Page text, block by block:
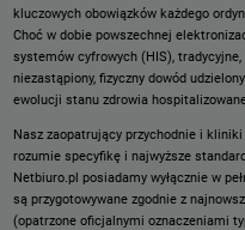
kluczowych obowiązków każdego
Choć w dobie powszechnej
systemów cyfrowych (HIS),
niezastąpiony, fizyczny dowód
ewolucji stanu zdrowia
Nasz zaopatrujący przychodnie i kliniki
rozumie specyfikę i najwyższe
Netbiuro.pl posiadamy wyłącznie w
są przygotowywane zgodnie z
(opatrzone oficjalnymi oznaczeniami